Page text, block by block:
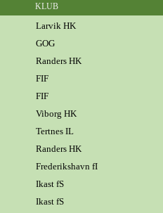
KLUB
Larvik HK
GOG
Randers HK
FIF
FIF
Viborg HK
Tertnes IL
Randers HK
Frederikshavn fI
Ikast fS
Ikast fS